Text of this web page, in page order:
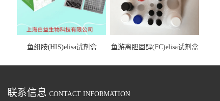
鱼组胺(HIS)elisa试剂盒 鱼游离胆固醇(FC)elisa试剂盒
联系信息 CONTACT INFORMATION